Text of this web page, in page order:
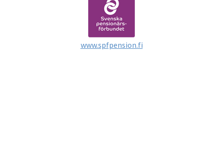
www.spfpension.fi